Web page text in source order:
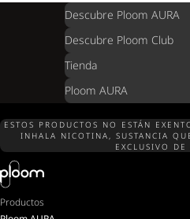
Descubre Ploom AURA
Descubre Ploom Club
Tienda
Ploom AURA
ESTOS PRODUCTOS NO ESTÁN
INHALA NICOTINA, SUSTANCIA
EXCLUSIVO DE
Productos